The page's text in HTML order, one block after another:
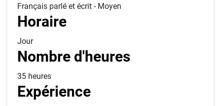
Français parlé et écrit - Moyen
Horaire
Jour
Nombre d'heures
35 heures
Expérience